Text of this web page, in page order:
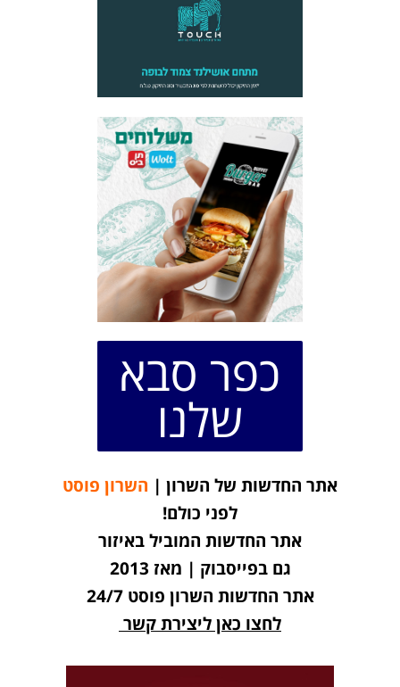
כפר סבא
שלנו
אתר החדשות של השרון | השרון פוסט
לפני כולם!
אתר החדשות המוביל באיזור
גם בפייסבוק | מאז 2013
אתר החדשות השרון פוסט 24/7
לחצו כאן ליצירת קשר